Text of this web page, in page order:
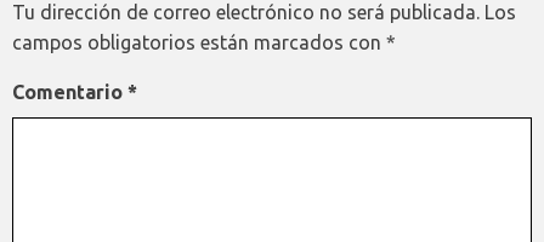
Tu dirección de correo electrónico no será publicada. Los
campos obligatorios están marcados con *
Comentario *